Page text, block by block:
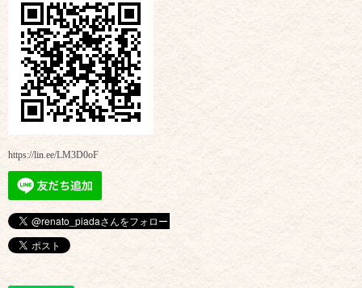
https://lin.ee/LM3D0oF